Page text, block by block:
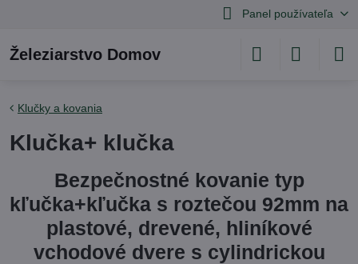
Panel používateľa
Železiarstvo Domov
Klučky a kovania
Klučka+ klučka
Bezpečnostné kovanie typ
kľučka+kľučka s roztečou 92mm na
plastové, drevené, hliníkové
vchodové dvere s cylindrickou